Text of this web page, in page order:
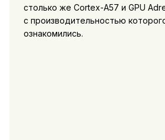
столько же Cortex-A57 и GPU
с производительностью
ознакомились.